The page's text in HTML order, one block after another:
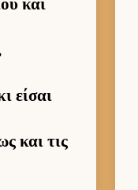
εί­σαι
και τις